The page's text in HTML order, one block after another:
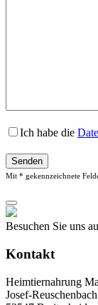
Ich habe die
t
e
l
a
s
e
d
i
e
Mit * gekennzeichnete
Besuchen Sie uns
Kontakt
Heimtiernahrung
Josef-